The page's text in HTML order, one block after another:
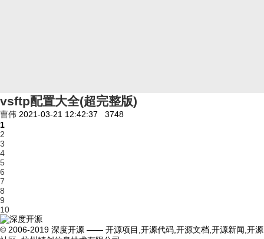
vsftp配置大全(超完整版)
曹伟 2021-03-21 12:42:37
3748
1
2
3
4
5
6
7
8
9
10
© 2006-2019 深度开源 —— 开源项目,开源代码,开源文档,开源新闻,开源